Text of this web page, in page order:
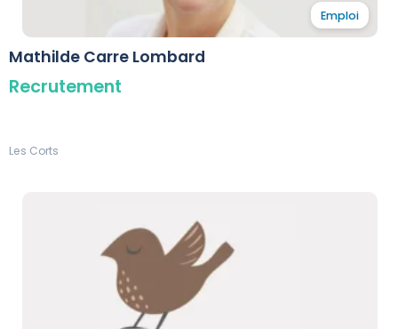
Emploi
Mathilde Carre Lombard
Recrutement
Les Corts